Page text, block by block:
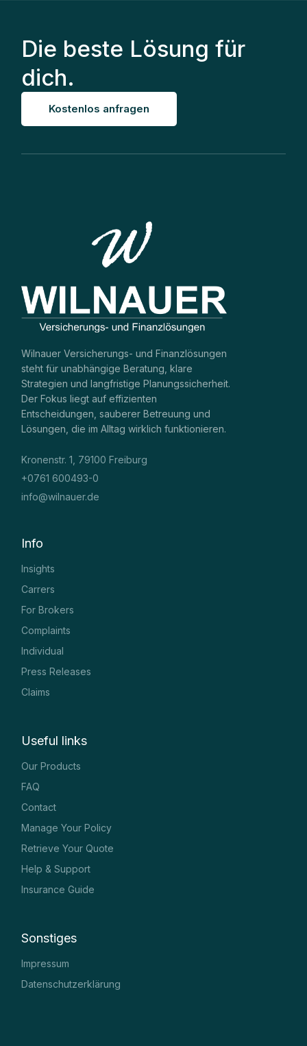
Die beste Lösung für
dich.
Kostenlos anfragen
Wilnauer Versicherungs- und Finanzlösungen
steht für unabhängige Beratung, klare
Strategien und langfristige Planungssicherheit.
Der Fokus liegt auf effizienten
Entscheidungen, sauberer Betreuung und
Lösungen, die im Alltag wirklich funktionieren.
Kronenstr. 1, 79100 Freiburg
+0761 600493-0
info@wilnauer.de
Info
Insights
Carrers
For Brokers
Complaints
Individual
Press Releases
Claims
Useful links
Our Products
FAQ
Contact
Manage Your Policy
Retrieve Your Quote
Help & Support
Insurance Guide
Sonstiges
Impressum
Datenschutzerklärung